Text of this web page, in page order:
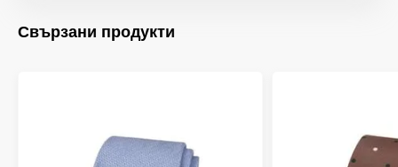
Свързани продукти